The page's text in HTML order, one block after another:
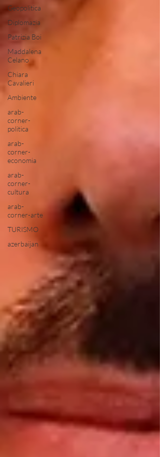
Geopolitica
Diplomazia
Patrizia Boi
Maddalena
Celano
Chiara
Cavalieri
Ambiente
arab-
corner-
politica
arab-
corner-
economia
arab-
corner-
cultura
arab-
corner-arte
TURISMO
azerbaijan